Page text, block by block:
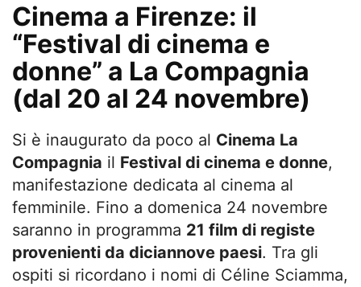
Cinema a Firenze: il
“Festival di cinema e
donne” a La Compagnia
(dal 20 al 24 novembre)
Si è inaugurato da poco al Cinema La
Compagnia il Festival di cinema e donne,
manifestazione dedicata al cinema al
femminile. Fino a domenica 24 novembre
saranno in programma 21 film di registe
provenienti da diciannove paesi. Tra gli
ospiti si ricordano i nomi di Céline Sciamma,